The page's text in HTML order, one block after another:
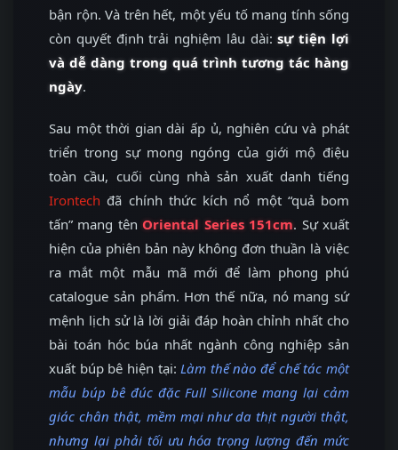
bận rộn. Và trên hết, một yếu tố mang tính sống
còn quyết định trải nghiệm lâu dài:sự tiện lợi
và dễ dàng trong quá trình tương tác hàng
ngày.
Sau một thời gian dài ấp ủ, nghiên cứu và phát
triển trong sự mong ngóng của giới mộ điệu
toàn cầu, cuối cùng nhà sản xuất danh tiếng
Irontech đã chính thức kích nổ một “quả bom
tấn” mang tênOriental Series 151cm. Sự xuất
hiện của phiên bản này không đơn thuần là việc
ra mắt một mẫu mã mới để làm phong phú
catalogue sản phẩm. Hơn thế nữa, nó mang sứ
mệnh lịch sử là lời giải đáp hoàn chỉnh nhất cho
bài toán hóc búa nhất ngành công nghiệp sản
xuất búp bê hiện tại:Làm thế nào để chế tác một
mẫu búp bê đúc đặc Full Silicone mang lại cảm
giác chân thật, mềm mại như da thịt người thật,
nhưng lại phải tối ưu hóa trọng lượng đến mức